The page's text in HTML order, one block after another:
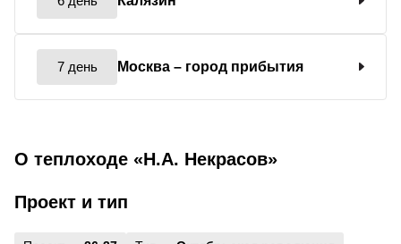
7 день Москва – город прибытия
О теплоходе «Н.А. Некрасов»
Проект и тип